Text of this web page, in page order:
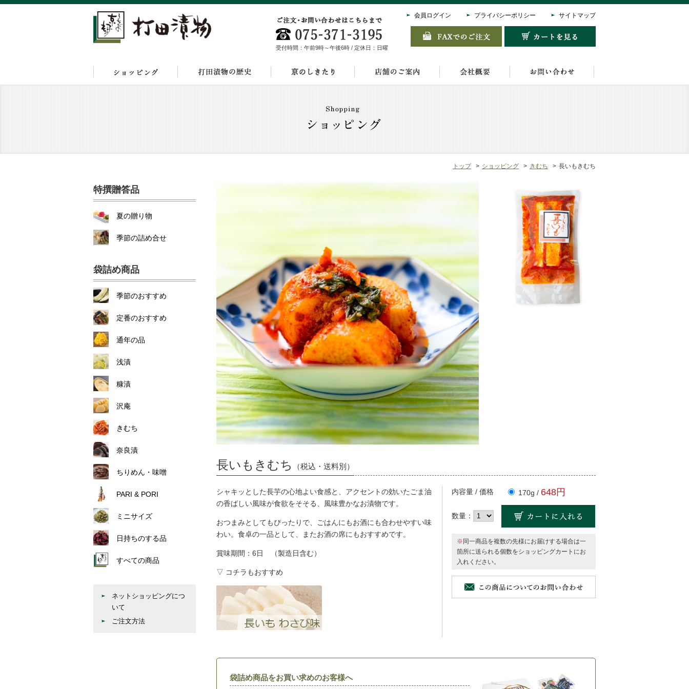
受付時間：午前9時～午後6時 / 定休日：日曜
会員ログイン プライバシーポリシー サイトマップ
トップ ショッピング きむち 長いもきむち
長いもきむち （税込・送料別）
シャキッとした長芋の心地よい食感と、アクセントの効いたごま油
の香ばしい風味が食欲をそそる、風味豊かなお漬物です。
おつまみとしてもぴったりで、ごはんにもお酒にも合わせやすい味
わい。食卓の一品として、またお酒の席にもおすすめです。
賞味期間：6日 （製造日含む）
▽ コチラもおすすめ
内容量 / 価格 170g / 648円
数量：
※同一商品を複数の先様にお届けする場合は一
箇所に送られる個数をショッピングカートにお
入れください。
袋詰め商品をお買い求めのお客様へ
特撰贈答品
夏の贈り物
季節の詰め合せ
袋詰め商品
季節のおすすめ
定番のおすすめ
通年の品
浅漬
糠漬
沢庵
きむち
奈良漬
ちりめん・味噌
PARI & PORI
ミニサイズ
日持ちのする品
すべての商品
ネットショッピングにつ
いて
ご注文方法